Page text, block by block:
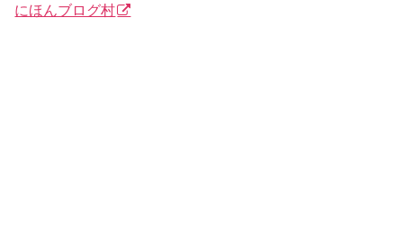
にほんブログ村